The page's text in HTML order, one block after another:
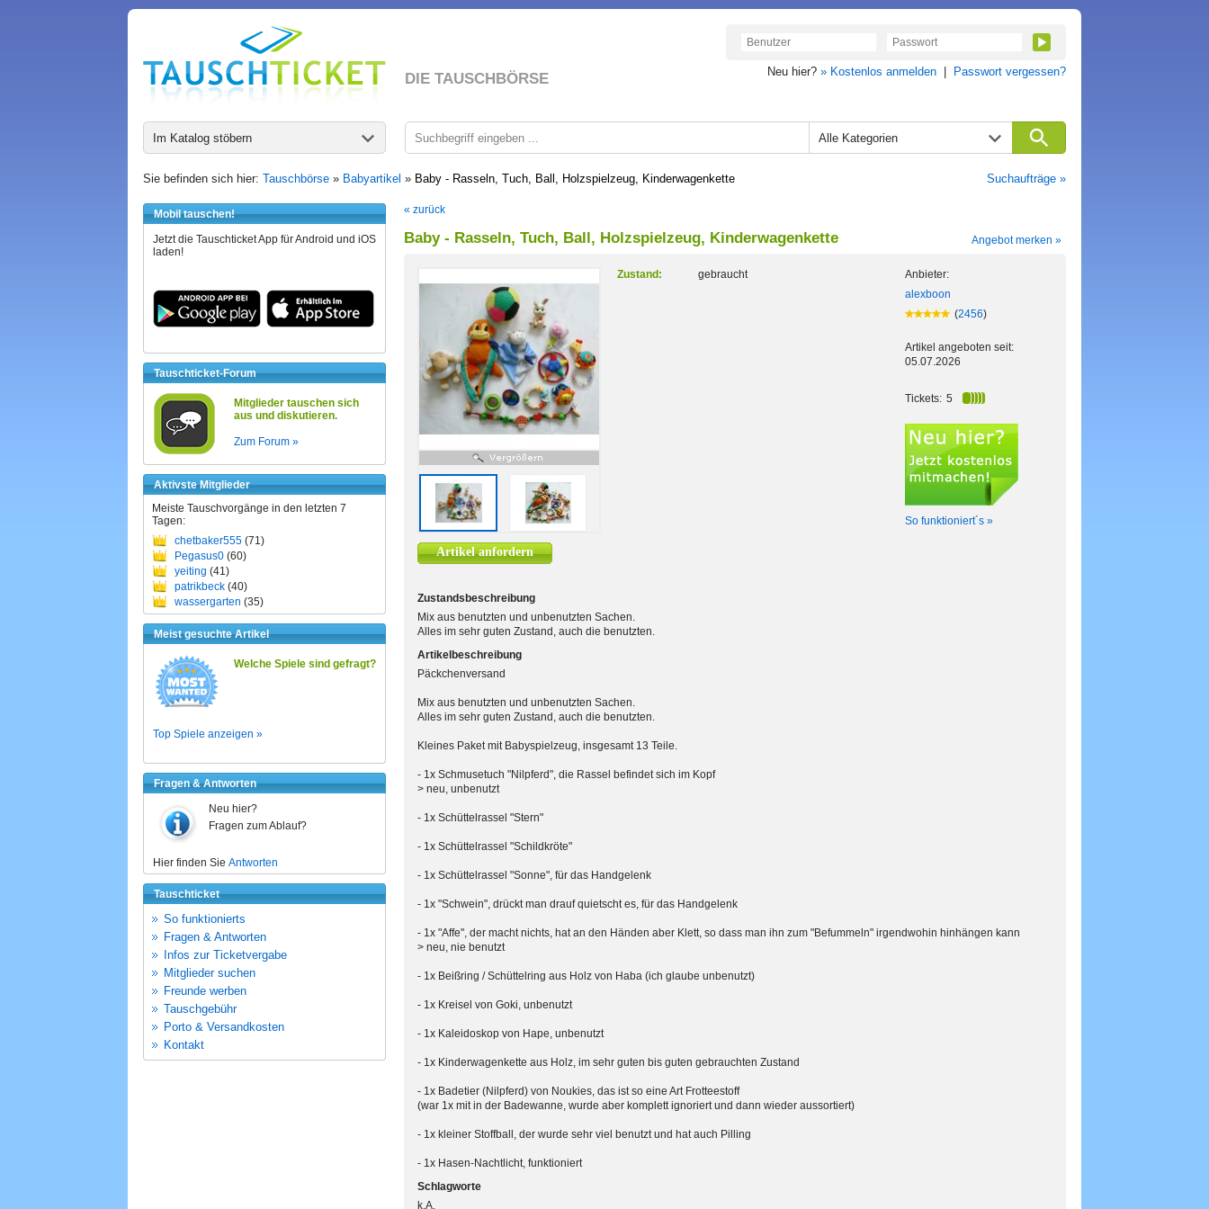
DIE TAUSCHBÖRSE Neu hier? » Kostenlos anmelden Passwort vergessen?
Im Katalog stöbern Alle Kategorien
Sie befinden sich hier: Tauschbörse » Babyartikel » Baby - Rasseln, Tuch, Ball, Holzspielzeug, Kinderwagenkette Suchaufträge »
Mobil tauschen!
Jetzt die Tauschticket App für Android und iOS
laden!
Tauschticket-Forum
Mitglieder tauschen sich
aus und diskutieren.
Zum Forum »
Aktivste Mitglieder
Meiste Tauschvorgänge in den letzten 7
Tagen:
chetbaker555 (71)
Pegasus0 (60)
yeiting (41)
patrikbeck (40)
wassergarten (35)
Meist gesuchte Artikel
Welche Spiele sind gefragt?
Top Spiele anzeigen »
Fragen & Antworten
Neu hier?
Fragen zum Ablauf?
Hier finden Sie Antworten
Tauschticket
So funktionierts
Fragen & Antworten
Infos zur Ticketvergabe
Mitglieder suchen
Freunde werben
Tauschgebühr
Porto & Versandkosten
Kontakt
« zurück
Baby - Rasseln, Tuch, Ball, Holzspielzeug, Kinderwagenkette Angebot merken »
Artikel anfordern
Zustand: gebraucht
Anbieter:
alexboon
(2456)
Artikel angeboten seit:
05.07.2026
Tickets: 5
So funktioniert´s »
Zustandsbeschreibung
Mix aus benutzten und unbenutzten Sachen.
Alles im sehr guten Zustand, auch die benutzten.
Artikelbeschreibung
Päckchenversand
Mix aus benutzten und unbenutzten Sachen.
Alles im sehr guten Zustand, auch die benutzten.
Kleines Paket mit Babyspielzeug, insgesamt 13 Teile.
- 1x Schmusetuch "Nilpferd", die Rassel befindet sich im Kopf
> neu, unbenutzt
- 1x Schüttelrassel "Stern"
- 1x Schüttelrassel "Schildkröte"
- 1x Schüttelrassel "Sonne", für das Handgelenk
- 1x "Schwein", drückt man drauf quietscht es, für das Handgelenk
- 1x "Affe", der macht nichts, hat an den Händen aber Klett, so dass man ihn zum "Befummeln" irgendwohin hinhängen kann
> neu, nie benutzt
- 1x Beißring / Schüttelring aus Holz von Haba (ich glaube unbenutzt)
- 1x Kreisel von Goki, unbenutzt
- 1x Kaleidoskop von Hape, unbenutzt
- 1x Kinderwagenkette aus Holz, im sehr guten bis guten gebrauchten Zustand
- 1x Badetier (Nilpferd) von Noukies, das ist so eine Art Frotteestoff
(war 1x mit in der Badewanne, wurde aber komplett ignoriert und dann wieder aussortiert)
- 1x kleiner Stoffball, der wurde sehr viel benutzt und hat auch Pilling
- 1x Hasen-Nachtlicht, funktioniert
Schlagworte
k.A.